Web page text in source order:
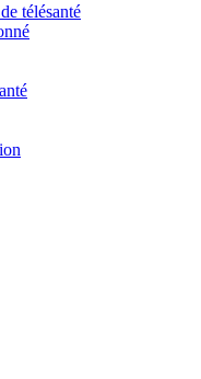
télésanté